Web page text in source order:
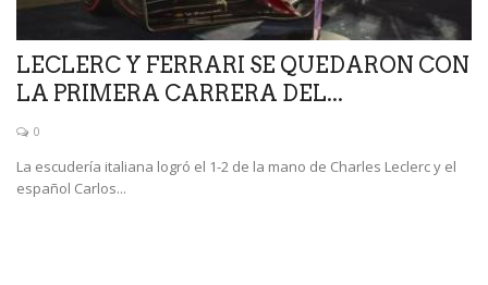
LECLERC Y FERRARI SE QUEDARON CON
LA PRIMERA CARRERA DEL...
0
La escudería italiana logró el 1-2 de la mano de Charles Leclerc y el
español Carlos...